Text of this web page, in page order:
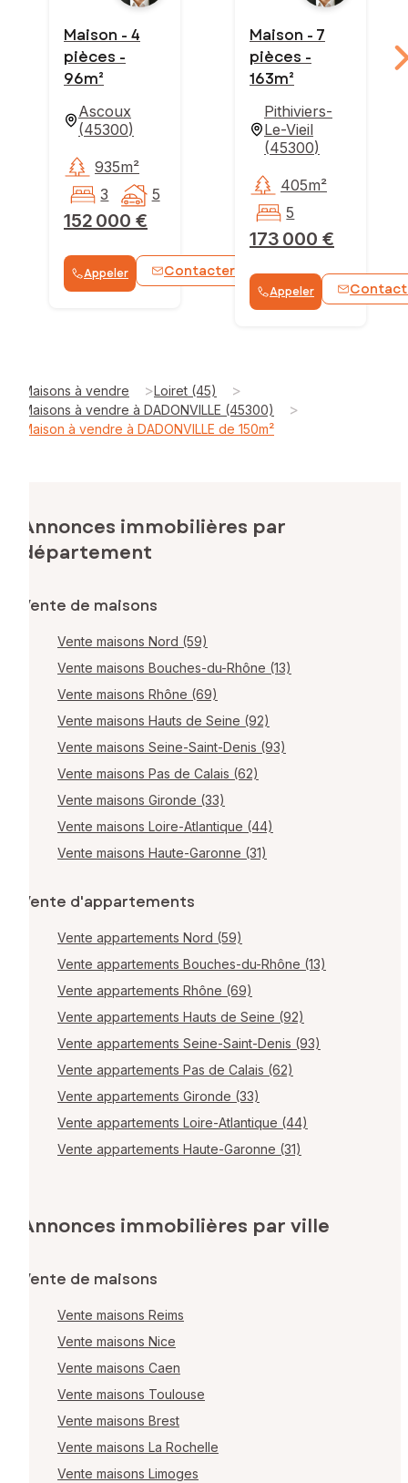
Maison - 4
pièces -
96m²
Ascoux
(45300)
152 000 €
935m²
3
5
Appeler Contacter WhatsApp
Maison - 7
pièces -
163m²
Pithiviers-
Le-Vieil
(45300)
173 000 €
405m²
5
Appeler
Maisons à vendre >Loiret (45) >
Maisons à vendre à DADONVILLE (45300) >
Maison à vendre à DADONVILLE de 150m²
Annonces immobilières par
département
Vente de maisons
Vente maisons Nord (59)
Vente maisons Bouches-du-Rhône (13)
Vente maisons Rhône (69)
Vente maisons Hauts de Seine (92)
Vente maisons Seine-Saint-Denis (93)
Vente maisons Pas de Calais (62)
Vente maisons Gironde (33)
Vente maisons Loire-Atlantique (44)
Vente maisons Haute-Garonne (31)
Vente d'appartements
Vente appartements Nord (59)
Vente appartements Bouches-du-Rhône (13)
Vente appartements Rhône (69)
Vente appartements Hauts de Seine (92)
Vente appartements Seine-Saint-Denis (93)
Vente appartements Pas de Calais (62)
Vente appartements Gironde (33)
Vente appartements Loire-Atlantique (44)
Vente appartements Haute-Garonne (31)
Annonces immobilières par ville
Vente de maisons
Vente maisons Reims
Vente maisons Nice
Vente maisons Caen
Vente maisons Toulouse
Vente maisons Brest
Vente maisons La Rochelle
Vente maisons Limoges